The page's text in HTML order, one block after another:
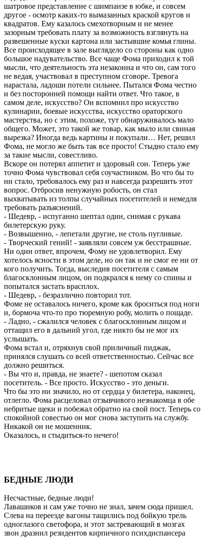
шатровое представление с шимпанзе в юбке, и совсем
другое - осмотр каких-то вымазанных краской кругов и
квадратов. Ему казалось смехотворным и не менее
зазорным требовать плату за возможность взглянуть на
развешенные куски картона или застывшие комья глины.
Все происходящее в зале выглядело со стороны как одно
большое надувательство. Все чаще Фома приходил к той
мысли, что деятельность эта незаконна и что он, сам того
не ведая, участвовал в преступном сговоре. Тревога
нарастала, ладоши потели сильнее. Пытался Фома честно
и без посторонней помощи найти ответ. Что такое, в
самом деле, искусство? Он вспомнил про искусство
кулинарии, боевые искусства, искусство ораторского
мастерства, но с этим, похоже, тут обнаруживалось мало
общего. Может, это такой же товар, как мыло или свиная
вырезка? Иногда ведь картины и покупали… Нет, решил
Фома, не могло же быть так все просто! Стыдно стало ему
за такие мысли, совестливо.
Вскоре он потерял аппетит и здоровый сон. Теперь уже
точно Фома чувствовал себя соучастником. Во что бы то
ни стало, требовалось ему раз и навсегда разрешить этот
вопрос. Отбросив ненужную робость, он стал
выхватывать из толпы случайных посетителей и немедля
требовать разъяснений.
- Шедевр, - испуганно шептал один, снимая с рукава
билетерскую руку.
- Возвышенно, - лепетали другие, не столь пугливые.
- Творческий гений! - заявляли совсем уж бесстрашные.
Ни один ответ, впрочем, Фому не удовлетворил. Ему
хотелось ясности в этом деле, но он так и не смог ее ни от
кого получить. Тогда, выследив посетителя с самым
благосклонным лицом, он подкрался к нему со спины и
попытался застать врасплох.
- Шедевр, - безразлично повторил тот.
Фоме не оставалось ничего, кроме как броситься под ноги
и, бормоча что-то про тюремную робу, молить о пощаде.
- Ладно, - сжалился человек с благосклонным лицом и
оттащил его в дальний угол, где никто бы не мог их
услышать.
Фома встал и, отряхнув свой приличный пиджак,
принялся слушать со всей ответственностью. Сейчас все
должно решиться.
- Вы что и, правда, не знаете? - шепотом сказал
посетитель. - Все просто. Искусство - это деньги.
Что бы это ни значило, но от сердца у билетера, наконец,
отлегло. Фома расцеловал отзывчивого незнакомца в обе
небритые щеки и побежал обратно на свой пост. Теперь со
спокойной совестью он мог снова заступить на службу.
Никакой он не мошенник.
Оказалось, и стыдиться-то нечего!
БЕДНЫЕ ЛЮДИ
Несчастные, бедные люди!
Лавашиков и сам уже точно не знал, зачем сюда пришел.
Слева на переезде вагоны тащились под бойкую трель
одноглазого светофора, и этот застревающий в мозгах
звон дразнил резидентов кирпичного психдиспансера